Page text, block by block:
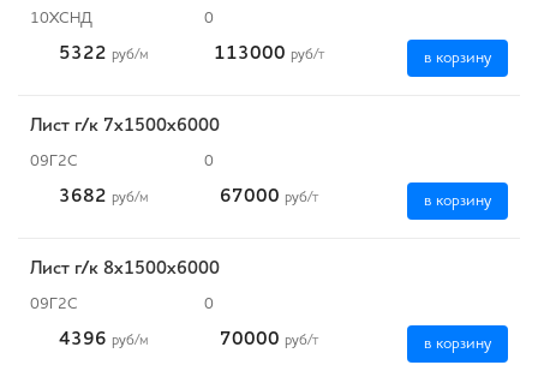
10ХСНД 0
5322 руб/м 113000 руб/т в корзину
Лист г/к 7х1500х6000
09Г2С 0
3682 руб/м 67000 руб/т в корзину
Лист г/к 8х1500х6000
09Г2С 0
4396 руб/м 70000 руб/т в корзину